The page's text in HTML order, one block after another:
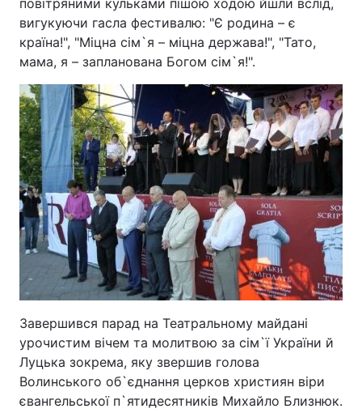
повітряними кульками пішою ходою йшли вслід,
вигукуючи гасла фестивалю: "Є родина – є
країна!", "Міцна сім`я – міцна держава!", "Тато,
мама, я – запланована Богом сім`я!".
Завершився парад на Театральному майдані
урочистим вічем та молитвою за сім`ї України й
Луцька зокрема, яку звершив голова
Волинського об`єднання церков християн віри
євангельської п`ятидесятників Михайло Близнюк.